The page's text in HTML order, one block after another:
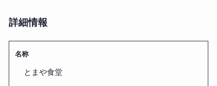
詳細情報
名称
とまや食堂